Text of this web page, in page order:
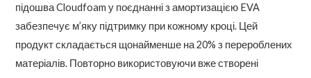
підошва Cloudfoam у поєднанні з амортизацією EVA
забезпечує м’яку підтримку при кожному кроці. Цей
продукт складається щонайменше на 20% з перероблених
матеріалів. Повторно використовуючи вже створені